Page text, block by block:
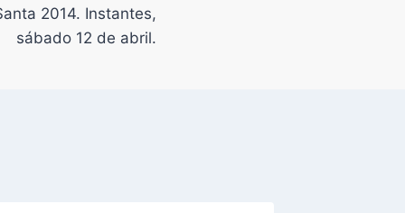
2014. Instantes,
sábado 12 de abril.